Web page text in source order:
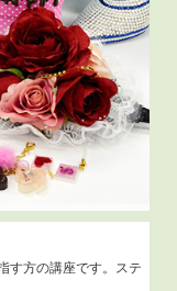
す方の講座です。ステ